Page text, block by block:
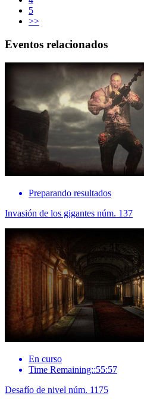
5
>>
Eventos relacionados
Preparando resultados
Invasión de los gigantes núm. 137
En curso
Time Remaining::55:57
Desafío de nivel núm. 1175